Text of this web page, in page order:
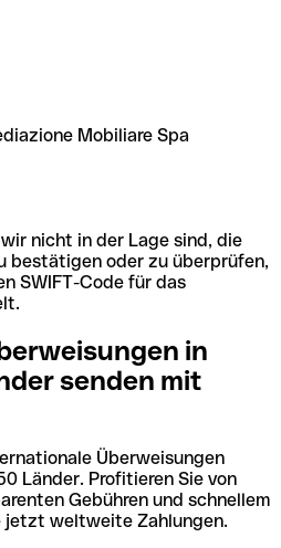
Mobiliare Spa
nicht in der Lage sind, die
bestätigen oder zu überprüfen,
SWIFT-Code für das
in
senden mit
Überweisungen
Länder. Profitieren Sie von
Gebühren und schnellem
jetzt weltweite Zahlungen.